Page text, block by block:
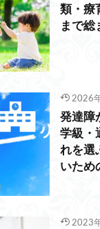
類・療
まで総
2026
発達障
学級・
れを選
いため
2023